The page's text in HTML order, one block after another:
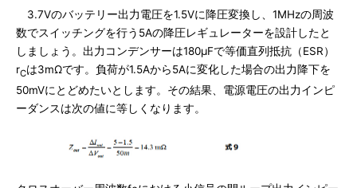
3.7Vのバッテリー出力電圧を1.5Vに降圧変換し、1MHzの周波
数でスイッチングを行う5Aの降圧レギュレーターを設計したと
しましょう。出力コンデンサーは180μFで等価直列抵抗（ESR）
rCは3mΩです。負荷が1.5Aから5Aに変化した場合の出力降下を
50mVにとどめたいとします。その結果、電源電圧の出力インピ
ーダンスは次の値に等しくなります。